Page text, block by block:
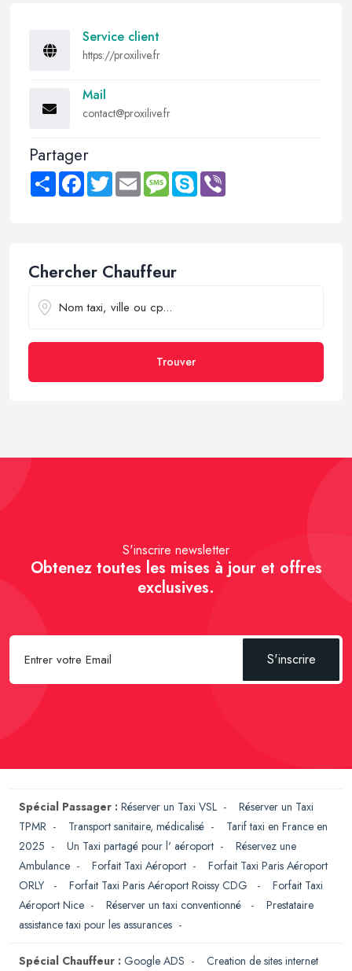
Service client
https://proxilive.fr
Mail
contact@proxilive.fr
Partager
Share FacebookTwitter Email MessageSkype
Chercher Chauffeur
Trouver
S'inscrire newsletter
Obtenez toutes les mises à jour et offres
exclusives.
S'inscrire
Spécial Passager : Réserver un Taxi VSL - Réserver un Taxi
TPMR - Transport sanitaire, médicalisé - Tarif taxi en France en
2025 - Un Taxi partagé pour l' aéroport - Réservez une
Ambulance - Forfait Taxi Aéroport - Forfait Taxi Paris Aéroport
ORLY
- Forfait Taxi Paris Aéroport Roissy CDG - Forfait Taxi
Aéroport Nice - Réserver un taxi conventionné - Prestataire
assistance taxi pour les assurances -
Spécial Chauffeur : Google ADS - Creation de sites internet